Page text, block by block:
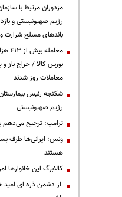
مزدوران مرتبط با
باندهای مسلح شرارت
بورس کالا / حراج باز
معاملات روز شدند
شکنجه رئیس
رژیم صهیونیستی
ترامپ: ترجیح می‌دهم
ونس: ایرانی‌ها طرف
هستند
کالابرگ این خانوارها
از دشمن ذره ای امید